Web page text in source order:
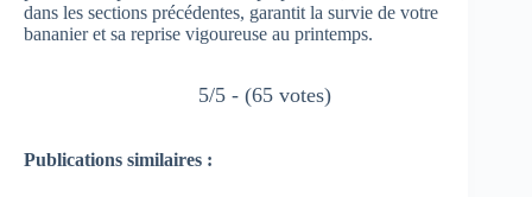
dans les sections précédentes, garantit la survie de votre
bananier et sa reprise vigoureuse au printemps.
5/5 - (65 votes)
Publications similaires :